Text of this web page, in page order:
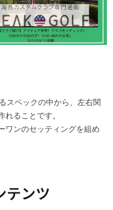
スペックの中から、左右関
ることです。
ワンのセッティングを組め
テンツ